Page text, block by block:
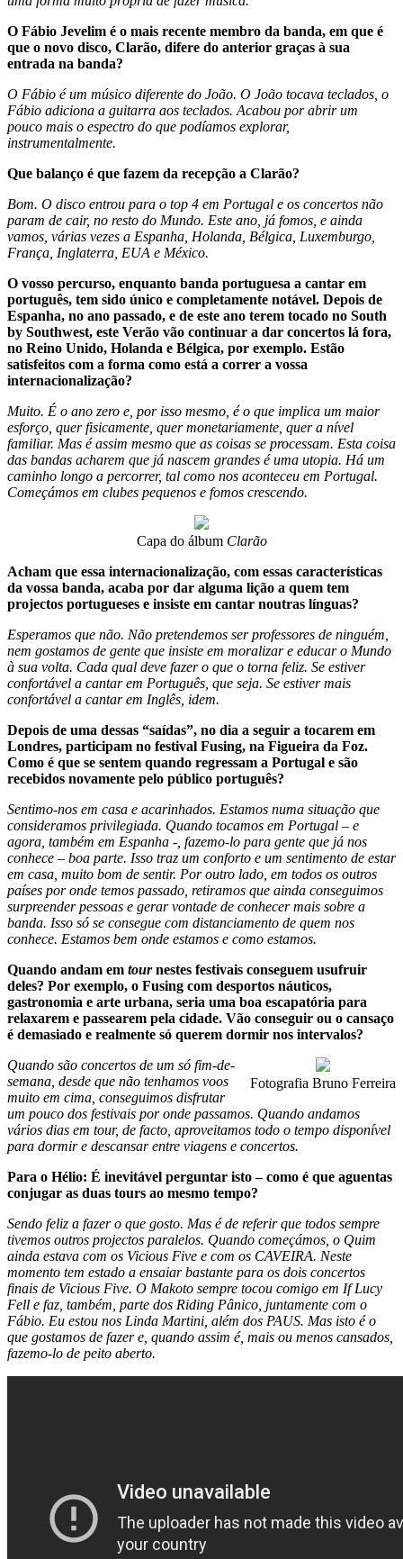
O Fábio Jevelim é o mais recente membro da banda, em que é
que o novo disco, Clarão, difere do anterior graças à sua
entrada na banda?
O Fábio é um músico diferente do João. O João tocava teclados, o
Fábio adiciona a guitarra aos teclados. Acabou por abrir um
pouco mais o espectro do que podíamos explorar,
instrumentalmente.
Que balanço é que fazem da recepção a Clarão?
Bom. O disco entrou para o top 4 em Portugal e os concertos não
param de cair, no resto do Mundo. Este ano, já fomos, e ainda
vamos, várias vezes a Espanha, Holanda, Bélgica, Luxemburgo,
França, Inglaterra, EUA e México.
O vosso percurso, enquanto banda portuguesa a cantar em
português, tem sido único e completamente notável. Depois de
Espanha, no ano passado, e de este ano terem tocado no South
by Southwest, este Verão vão continuar a dar concertos lá fora,
no Reino Unido, Holanda e Bélgica, por exemplo. Estão
satisfeitos com a forma como está a correr a vossa
internacionalização?
Muito. É o ano zero e, por isso mesmo, é o que implica um maior
esforço, quer fisicamente, quer monetariamente, quer a nível
familiar. Mas é assim mesmo que as coisas se processam. Esta coisa
das bandas acharem que já nascem grandes é uma utopia. Há um
caminho longo a percorrer, tal como nos aconteceu em Portugal.
Começámos em clubes pequenos e fomos crescendo.
Capa do álbum Clarão
Acham que essa internacionalização, com essas características
da vossa banda, acaba por dar alguma lição a quem tem
projectos portugueses e insiste em cantar noutras línguas?
Esperamos que não. Não pretendemos ser professores de ninguém,
nem gostamos de gente que insiste em moralizar e educar o Mundo
à sua volta. Cada qual deve fazer o que o torna feliz. Se estiver
confortável a cantar em Português, que seja. Se estiver mais
confortável a cantar em Inglês, idem.
Depois de uma dessas “saídas”, no dia a seguir a tocarem em
Londres, participam no festival Fusing, na Figueira da Foz.
Como é que se sentem quando regressam a Portugal e são
recebidos novamente pelo público português?
Sentimo-nos em casa e acarinhados. Estamos numa situação que
consideramos privilegiada. Quando tocamos em Portugal – e
agora, também em Espanha -, fazemo-lo para gente que já nos
conhece – boa parte. Isso traz um conforto e um sentimento de estar
em casa, muito bom de sentir. Por outro lado, em todos os outros
países por onde temos passado, retiramos que ainda conseguimos
surpreender pessoas e gerar vontade de conhecer mais sobre a
banda. Isso só se consegue com distanciamento de quem nos
conhece. Estamos bem onde estamos e como estamos.
Quando andam em tournestes festivais conseguem usufruir
deles? Por exemplo, o Fusing com desportos náuticos,
gastronomia e arte urbana, seria uma boa escapatória para
relaxarem e passearem pela cidade. Vão conseguir ou o cansaço
é demasiado e realmente só querem dormir nos intervalos?
Fotografia Bruno Ferreira
Quando são concertos de um só fim-de-
semana, desde que não tenhamos voos
muito em cima, conseguimos disfrutar
um pouco dos festivais por onde passamos. Quando andamos
vários dias em tour, de facto, aproveitamos todo o tempo disponível
para dormir e descansar entre viagens e concertos.
Para o Hélio: É inevitável perguntar isto – como é que aguentas
conjugar as duas tours ao mesmo tempo?
Sendo feliz a fazer o que gosto. Mas é de referir que todos sempre
tivemos outros projectos paralelos. Quando começámos, o Quim
ainda estava com os Vicious Five e com os CAVEIRA. Neste
momento tem estado a ensaiar bastante para os dois concertos
finais de Vicious Five. O Makoto sempre tocou comigo em If Lucy
Fell e faz, também, parte dos Riding Pânico, juntamente com o
Fábio. Eu estou nos Linda Martini, além dos PAUS. Mas isto é o
que gostamos de fazer e, quando assim é, mais ou menos cansados,
fazemo-lo de peito aberto.